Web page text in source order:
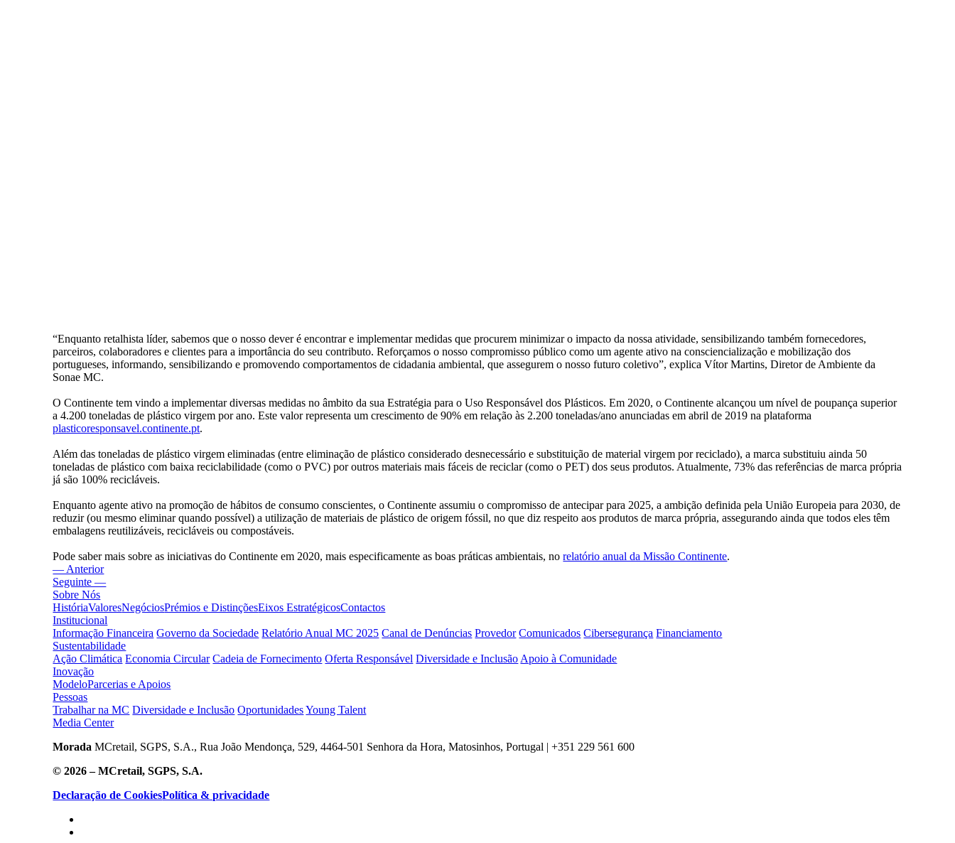
“Enquanto retalhista líder, sabemos que o nosso dever é encontrar e implementar medidas que procurem minimizar o impacto da nossa atividade, sensibilizando também fornecedores,
parceiros, colaboradores e clientes para a importância do seu contributo. Reforçamos o nosso compromisso público como um agente ativo na consciencialização e mobilização dos
portugueses, informando, sensibilizando e promovendo comportamentos de cidadania ambiental, que assegurem o nosso futuro coletivo”, explica Vítor Martins, Diretor de Ambiente da
Sonae MC.
O Continente tem vindo a implementar diversas medidas no âmbito da sua Estratégia para o Uso Responsável dos Plásticos. Em 2020, o Continente alcançou um nível de poupança superior
a 4.200 toneladas de plástico virgem por ano. Este valor representa um crescimento de 90% em relação às 2.200 toneladas/ano anunciadas em abril de 2019 na plataforma
plasticoresponsavel.continente.pt.
Além das toneladas de plástico virgem eliminadas (entre eliminação de plástico considerado desnecessário e substituição de material virgem por reciclado), a marca substituiu ainda 50
toneladas de plástico com baixa reciclabilidade (como o PVC) por outros materiais mais fáceis de reciclar (como o PET) dos seus produtos. Atualmente, 73% das referências de marca própria
já são 100% recicláveis.
Enquanto agente ativo na promoção de hábitos de consumo conscientes, o Continente assumiu o compromisso de antecipar para 2025, a ambição definida pela União Europeia para 2030, de
reduzir (ou mesmo eliminar quando possível) a utilização de materiais de plástico de origem fóssil, no que diz respeito aos produtos de marca própria, assegurando ainda que todos eles têm
embalagens reutilizáveis, recicláveis ou compostáveis.
Pode saber mais sobre as iniciativas do Continente em 2020, mais especificamente as boas práticas ambientais, norelatório anual da Missão Continente.
— Anterior
Seguinte —
Sobre Nós
HistóriaValoresNegóciosPrémios e DistinçõesEixos EstratégicosContactos
Institucional
Informação Financeira Governo da Sociedade Relatório Anual MC 2025 Canal de Denúncias Provedor Comunicados Cibersegurança Financiamento
Sustentabilidade
Ação Climática Economia Circular Cadeia de Fornecimento Oferta Responsável Diversidade e Inclusão Apoio à Comunidade
Inovação
ModeloParcerias e Apoios
Pessoas
Trabalhar na MC Diversidade e Inclusão Oportunidades Young Talent
Media Center
Morada MCretail, SGPS, S.A., Rua João Mendonça, 529, 4464-501 Senhora da Hora, Matosinhos, Portugal | +351 229 561 600
© 2026 – MCretail, SGPS, S.A.
Declaração de CookiesPolítica & privacidade